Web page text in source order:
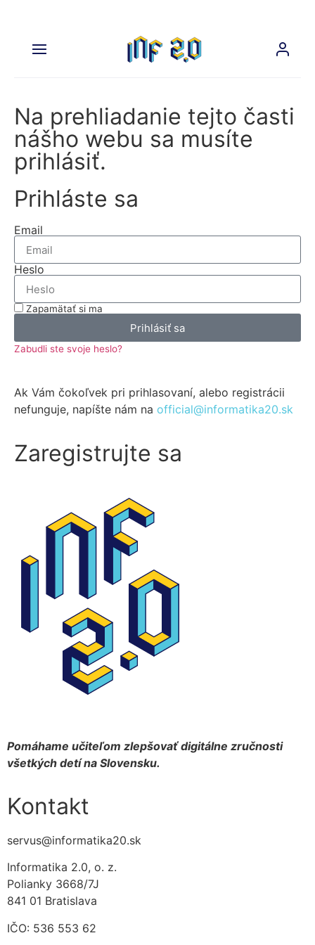
Na prehliadanie tejto časti
nášho webu sa musíte
prihlásiť.
Prihláste sa
Email
Heslo
Zapamätať si ma
Prihlásiť sa
Zabudli ste svoje heslo?
Ak Vám čokoľvek pri prihlasovaní, alebo registrácii
nefunguje, napíšte nám na official@informatika20.sk
Zaregistrujte sa
Pomáhame učiteľom zlepšovať digitálne zručnosti
všetkých detí na Slovensku.
Kontakt
servus@informatika20.sk
Informatika 2.0, o. z.
Polianky 3668/7J
841 01 Bratislava
IČO: 536 553 62